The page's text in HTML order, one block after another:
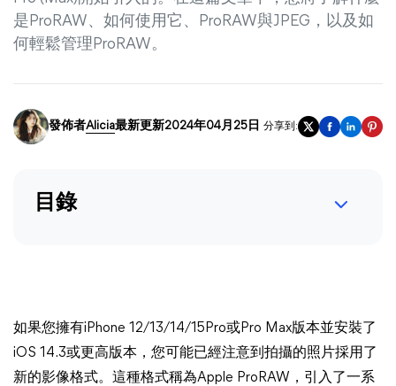
是ProRAW、如何使用它、ProRAW與JPEG，以及如
何輕鬆管理ProRAW。
發佈者Alicia最新更新2024年04月25日 分享到:
目錄
如果您擁有iPhone 12/13/14/15Pro或Pro Max版本並安裝了
iOS 14.3或更高版本，您可能已經注意到拍攝的照片採用了
新的影像格式。這種格式稱為Apple ProRAW，引入了一系